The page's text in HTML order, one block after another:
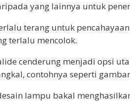
yang lainnya untuk
terang untuk
terlalu mencolok.
cenderung menjadi opsi
contohnya seperti
lampu bakal